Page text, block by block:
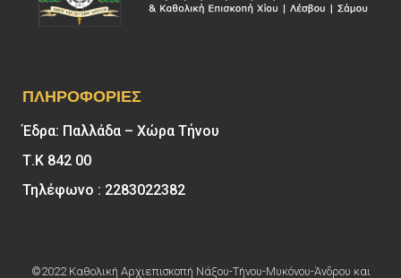
ΠΛΗΡΟΦΟΡΊΕΣ
Έδρα: Παλλάδα – Χώρα Τήνου
Τ.Κ 842 00
Τηλέφωνο : 2283022382
©2022 Καθολική Αρχιεπισκοπή Νάξου-Τήνου-Μυκόνου-Άνδρου και